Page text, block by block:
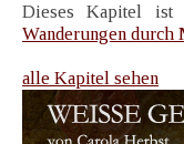
Dieses Kapitel
Wanderungen durch
alle Kapitel sehen